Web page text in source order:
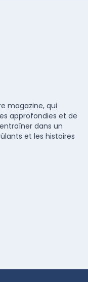
magazine, qui
approfondies et de
dans un
et les histoires